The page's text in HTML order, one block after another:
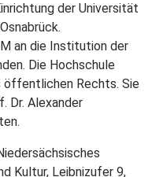
der Universität
an die Institution der
Die Hochschule
öffentlichen Rechts. Sie
Dr. Alexander
Kultur, Leibnizufer 9,